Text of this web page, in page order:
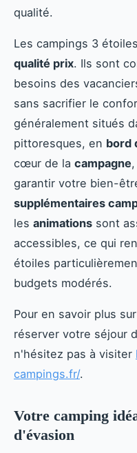
qualité.
Les campings 3
qualité prix. Ils sont
besoins des
sans sacrifier le
généralement situés
pittoresques, en bord
cœur de la campagne
garantir votre bien-
supplémentaires
les animations sont
accessibles, ce qui
étoiles
budgets modérés.
Pour en savoir plus
réserver votre séjour
n'hésitez pas à visiter
campings.fr/.
Votre camping
d'évasion